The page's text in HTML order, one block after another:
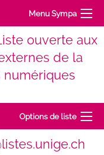
Menu Sympa
ouverte aux
de la
numériques
Options de liste